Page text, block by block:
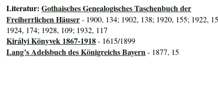
Literatur:Gothaisches Genealogisches Taschenbuch der
Freiherrlichen Häuser- 1900, 134; 1902, 138; 1920, 155; 1922,
1924, 174; 1928, 109; 1932, 117
Királyi Könyvek 1867-1918- 1615/1899
Lang’s Adelsbuch des Königreichs Bayern- 1877, 15